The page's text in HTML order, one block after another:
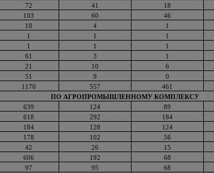
72 41 18
103 60 46
18 4 1
1 1 1
1 1 1
61 3 1
21 10 6
51 9 0
1170 557 461
ПО АГРОПРОМЫШЛЕННОМУ КОМПЛЕКСУ
639 124 89
618 292 184
184 128 124
178 102 56
42 26 15
606 192 68
97 95 68